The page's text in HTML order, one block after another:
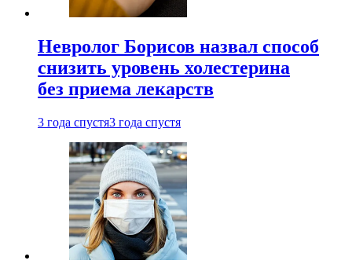
Невролог Борисов назвал способ
снизить уровень холестерина
без приема лекарств
3 года спустя3 года спустя